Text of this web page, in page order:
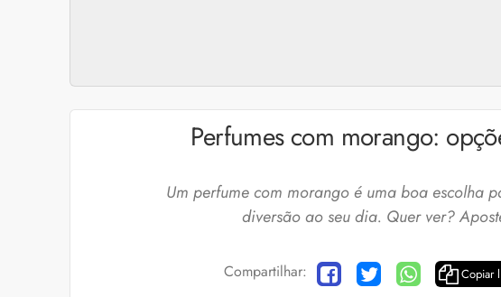
Perfumes com morango:
Um perfume com morango é uma boa escolha
diversão ao seu dia. Quer ver?
Compartilhar: Copiar